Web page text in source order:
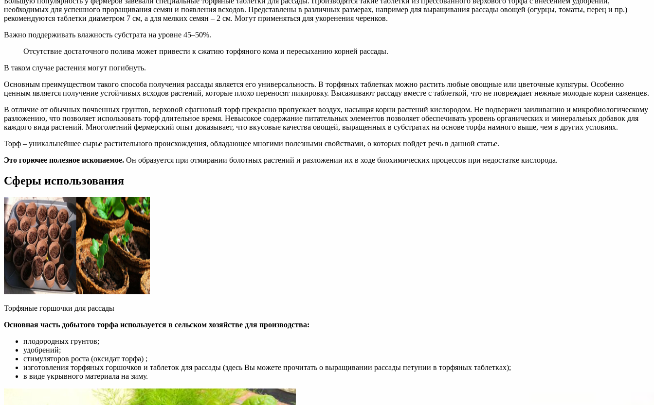
необходимых для успешного проращивания семян и появления всходов. Представлены в различных размерах, например для выращивания рассады овощей (огурцы, томаты, перец и пр.)
рекомендуются таблетки диаметром 7 см, а для мелких семян – 2 см. Могут применяться для укоренения черенков.
Важно поддерживать влажность субстрата на уровне 45–50%.
Отсутствие достаточного полива может привести к сжатию торфяного кома и пересыханию корней рассады.
В таком случае растения могут погибнуть.
Основным преимуществом такого способа получения рассады является его универсальность. В торфяных таблетках можно растить любые овощные или цветочные культуры. Особенно
ценным является получение устойчивых всходов растений, которые плохо переносят пикировку. Высаживают рассаду вместе с таблеткой, что не повреждает нежные молодые корни саженцев.
В отличие от обычных почвенных грунтов, верховой сфагновый торф прекрасно пропускает воздух, насыщая корни растений кислородом. Не подвержен заиливанию и микробиологическому
разложению, что позволяет использовать торф длительное время. Невысокое содержание питательных элементов позволяет обеспечивать уровень органических и минеральных добавок для
каждого вида растений. Многолетний фермерский опыт доказывает, что вкусовые качества овощей, выращенных в субстратах на основе торфа намного выше, чем в других условиях.
Торф – уникальнейшее сырье растительного происхождения, обладающее многими полезными свойствами, о которых пойдет речь в данной статье.
Это горючее полезное ископаемое. Он образуется при отмирании болотных растений и разложении их в ходе биохимических процессов при недостатке кислорода.
Сферы использования
Торфяные горшочки для рассады
Основная часть добытого торфа используется в сельском хозяйстве для производства:
плодородных грунтов;
удобрений;
стимуляторов роста (оксидат торфа) ;
изготовления торфяных горшочков и таблеток для рассады (здесь Вы можете прочитать о выращивании рассады петунии в торфяных таблетках);
в виде укрывного материала на зиму.